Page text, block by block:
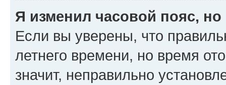
Я изменил часовой пояс,
Если вы уверены, что
летнего времени, но время
значит, неправильно